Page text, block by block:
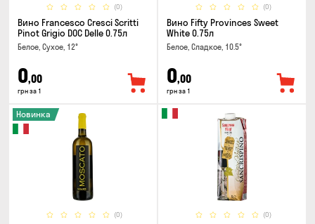
(0)
Вино Francesco Cresci Scritti
Pinot Grigio DOC Delle 0.75л
Белое, Сухое, 12°
0,00
грн за 1
(0)
Вино Fifty Provinces Sweet
White 0.75л
Белое, Сладкое, 10.5°
0,00
грн за 1
(0)
Новинка
(0)